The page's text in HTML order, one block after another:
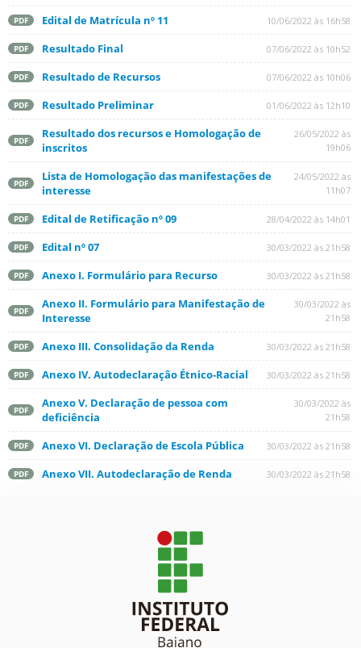
PDF Edital de Matrícula nº 11 10/06/2022 às 16h58
PDF Resultado Final 07/06/2022 às 10h52
PDF Resultado de Recursos 07/06/2022 às 10h06
PDF Resultado Preliminar 01/06/2022 às 12h10
PDF
Resultado dos recursos e Homologação de
inscritos
26/05/2022 às
19h06
PDF
Lista de Homologação das manifestações de
interesse
24/05/2022 às
11h07
PDF Edital de Retificação nº 09 28/04/2022 às 14h01
PDF Edital nº 07 30/03/2022 às 21h58
PDF Anexo I. Formulário para Recurso 30/03/2022 às 21h58
PDF
Anexo II. Formulário para Manifestação de
Interesse
30/03/2022 às
21h58
PDF Anexo III. Consolidação da Renda 30/03/2022 às 21h58
PDF Anexo IV. Autodeclaração Étnico-Racial 30/03/2022 às 21h58
PDF
Anexo V. Declaração de pessoa com
deficiência
30/03/2022 às
21h58
PDF Anexo VI. Declaração de Escola Pública 30/03/2022 às 21h58
PDF Anexo VII. Autodeclaração de Renda 30/03/2022 às 21h58